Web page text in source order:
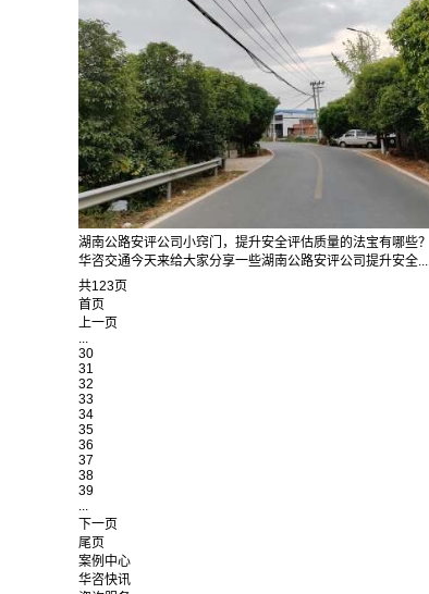
湖南公路安评公司小窍门，提升安全评估质量的法宝有哪些？
华咨交通今天来给大家分享一些湖南公路安评公司提升安全...
共123页
首页
上一页
...
30
31
32
33
34
35
36
37
38
39
...
下一页
尾页
案例中心
华咨快讯